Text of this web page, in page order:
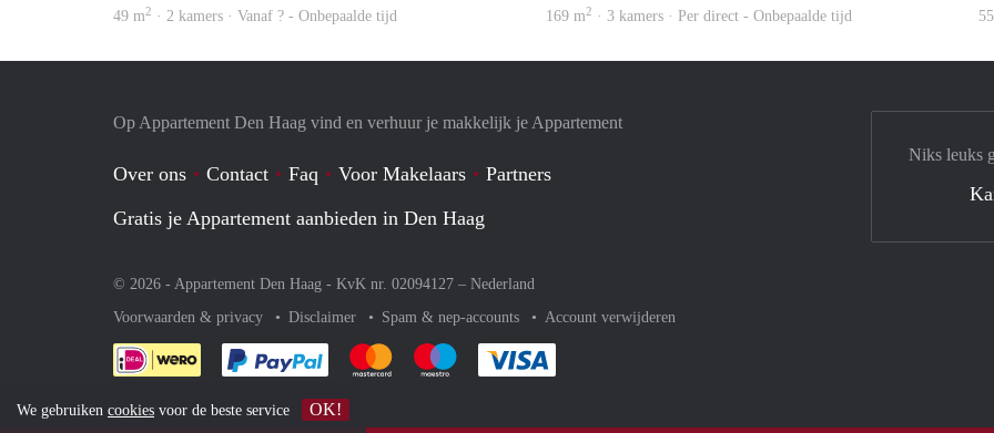
49 m2 · 2 kamers · Vanaf ? - Onbepaalde tijd 169 m2 · 3 kamers · Per direct - Onbepaalde tijd
Op Appartement Den Haag vind en verhuur je makkelijk je Appartement
Over ons Contact Faq Voor Makelaars
Partners
Gratis je Appartement aanbieden in Den Haag
© 2026 - Appartement Den Haag - KvK nr. 02094127 – Nederland
Voorwaarden & privacy
Disclaimer Spam & nep-accounts Account verwijderen
Je rekent gemakkelijk af met Paypal
Je rekent gemakkelijk af met Mastercard
Je rekent gemakkelijk af met Meastro
Niks leuks
We gebruiken cookies voor de beste service OK!